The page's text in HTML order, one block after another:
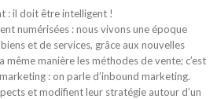
: il doit être intelligent !
numérisées : nous vivons une époque
et de services, grâce aux nouvelles
manière les méthodes de vente; c’est
: on parle d’inbound marketing.
et modifient leur stratégie autour d’un